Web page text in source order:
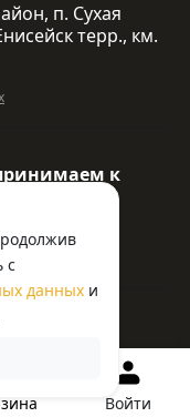
Войти
с
данных и
п. Сухая
терр., км.
к